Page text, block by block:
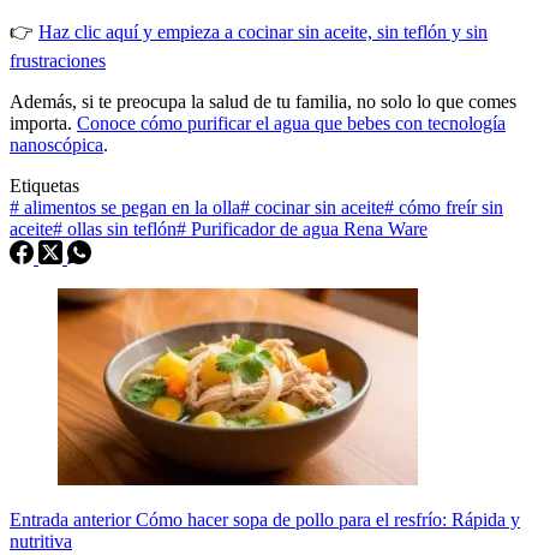
👉 Haz clic aquí y empieza a cocinar sin aceite, sin teflón y sin
frustraciones
Además, si te preocupa la salud de tu familia, no solo lo que comes
importa. Conoce cómo purificar el agua que bebes con tecnología
nanoscópica.
Etiquetas
# alimentos se pegan en la olla# cocinar sin aceite# cómo freír sin
aceite# ollas sin teflón# Purificador de agua Rena Ware
Entrada anteriorCómo hacer sopa de pollo para el resfrío: Rápida y
nutritiva